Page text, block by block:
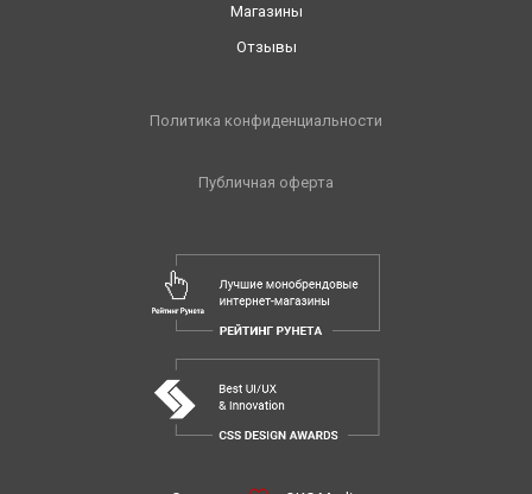
Магазины
Отзывы
Политика конфиденциальности
Публичная оферта